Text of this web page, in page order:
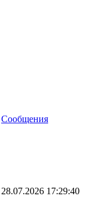
Сообщения
28.07.2026 17:29:40